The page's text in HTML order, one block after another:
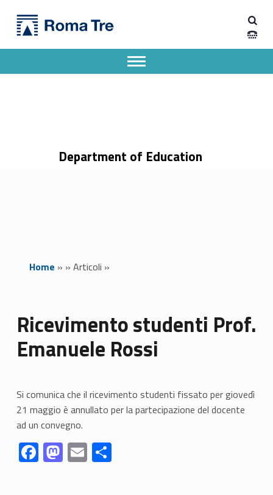
Ricevimento studenti Prof. Emanuele Rossi - Dipartimento di Scienze della Formazione
Dipartimento di Scienze della Formazione dell'Università degli Studi Roma Tre
Department of Education
Apri il menu secondario
Header info sidebar
Home » » Articoli »
Ricevimento studenti Prof.
Emanuele Rossi
Si comunica che il ricevimento studenti fissato per giovedì
21 maggio è annullato per la partecipazione del docente
ad un convegno.
Link identifier #identifier__170368-1
F
ac
Link identifier #identifier__189588-2 M
as
Link identifier #identifier__38670-3 E
m
Link identifier #identifier__128051-4 S